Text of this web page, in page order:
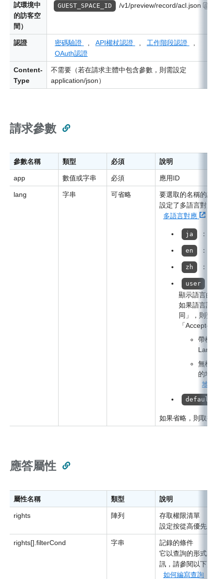
試環境中
的訪客空
間）
GUEST_SPACE_ID /v1/preview/record/acl.json
認證 密碼驗證 API權杖認證 工作階段認證
OAuth認證
Content-
Type
不需要（若在請求主體中包含參數，則需設定
application/json）
請求參數
參數名稱 類型 必須 說明
app 數值或字串 必須 應用ID
lang 字串 可省略
要選取的名稱的語
設定了多語言對應
多語言對應
ja ：日
en ：英
zh ：中
user
顯示語言的
如果語言設
同」，則要
「Accept-
帶標
無標
的地
地
default
如果省略，則取得
應答屬性
屬性名稱 類型 說明
rights 陣列
存取權限清單
設定按從高優先順
rights[].filterCond 字串
記錄的條件
它以查詢的形式表
訊，請參閱以下頁
如何編寫查詢